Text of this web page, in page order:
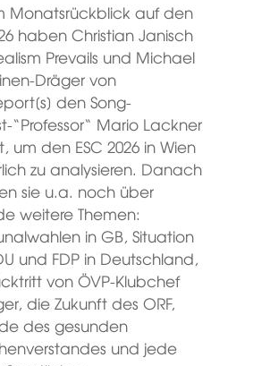
Monatsrückblick auf den
haben Christian Janisch
Prevails und Michael
Dräger von
den Song-
“Professor“ Mario Lackner
um den ESC 2026 in Wien
zu analysieren. Danach
sie u.a. noch über
weitere Themen:
in GB, Situation
und FDP in Deutschland,
von ÖVP-Klubchef
die Zukunft des ORF,
des gesunden
und jede